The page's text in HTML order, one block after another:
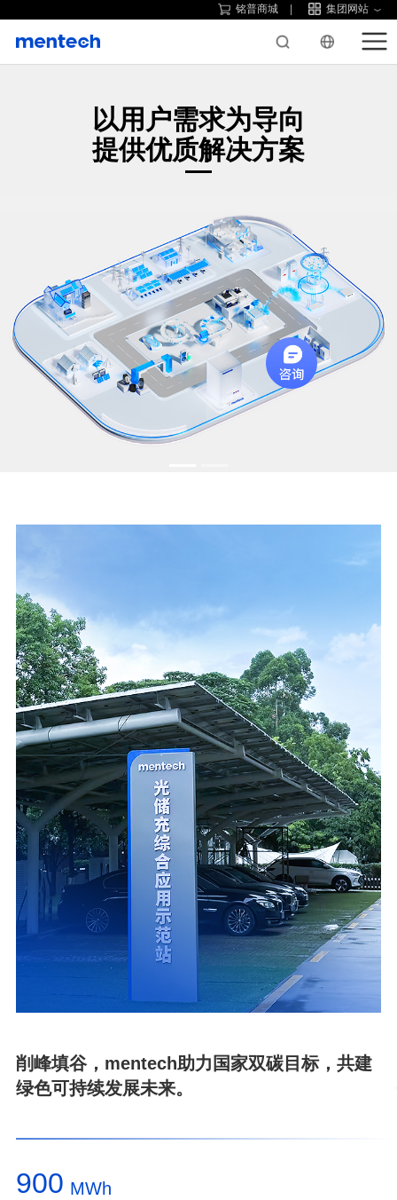
铭普商城 集团网站
以用户需求为导向
提供优质解决方案
绿色可持续发展未来。
900 MWh